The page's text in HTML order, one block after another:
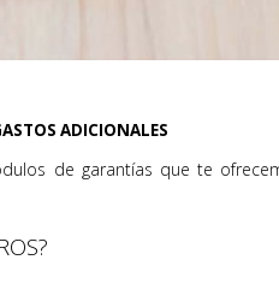
ADICIONALES
de garantías que te